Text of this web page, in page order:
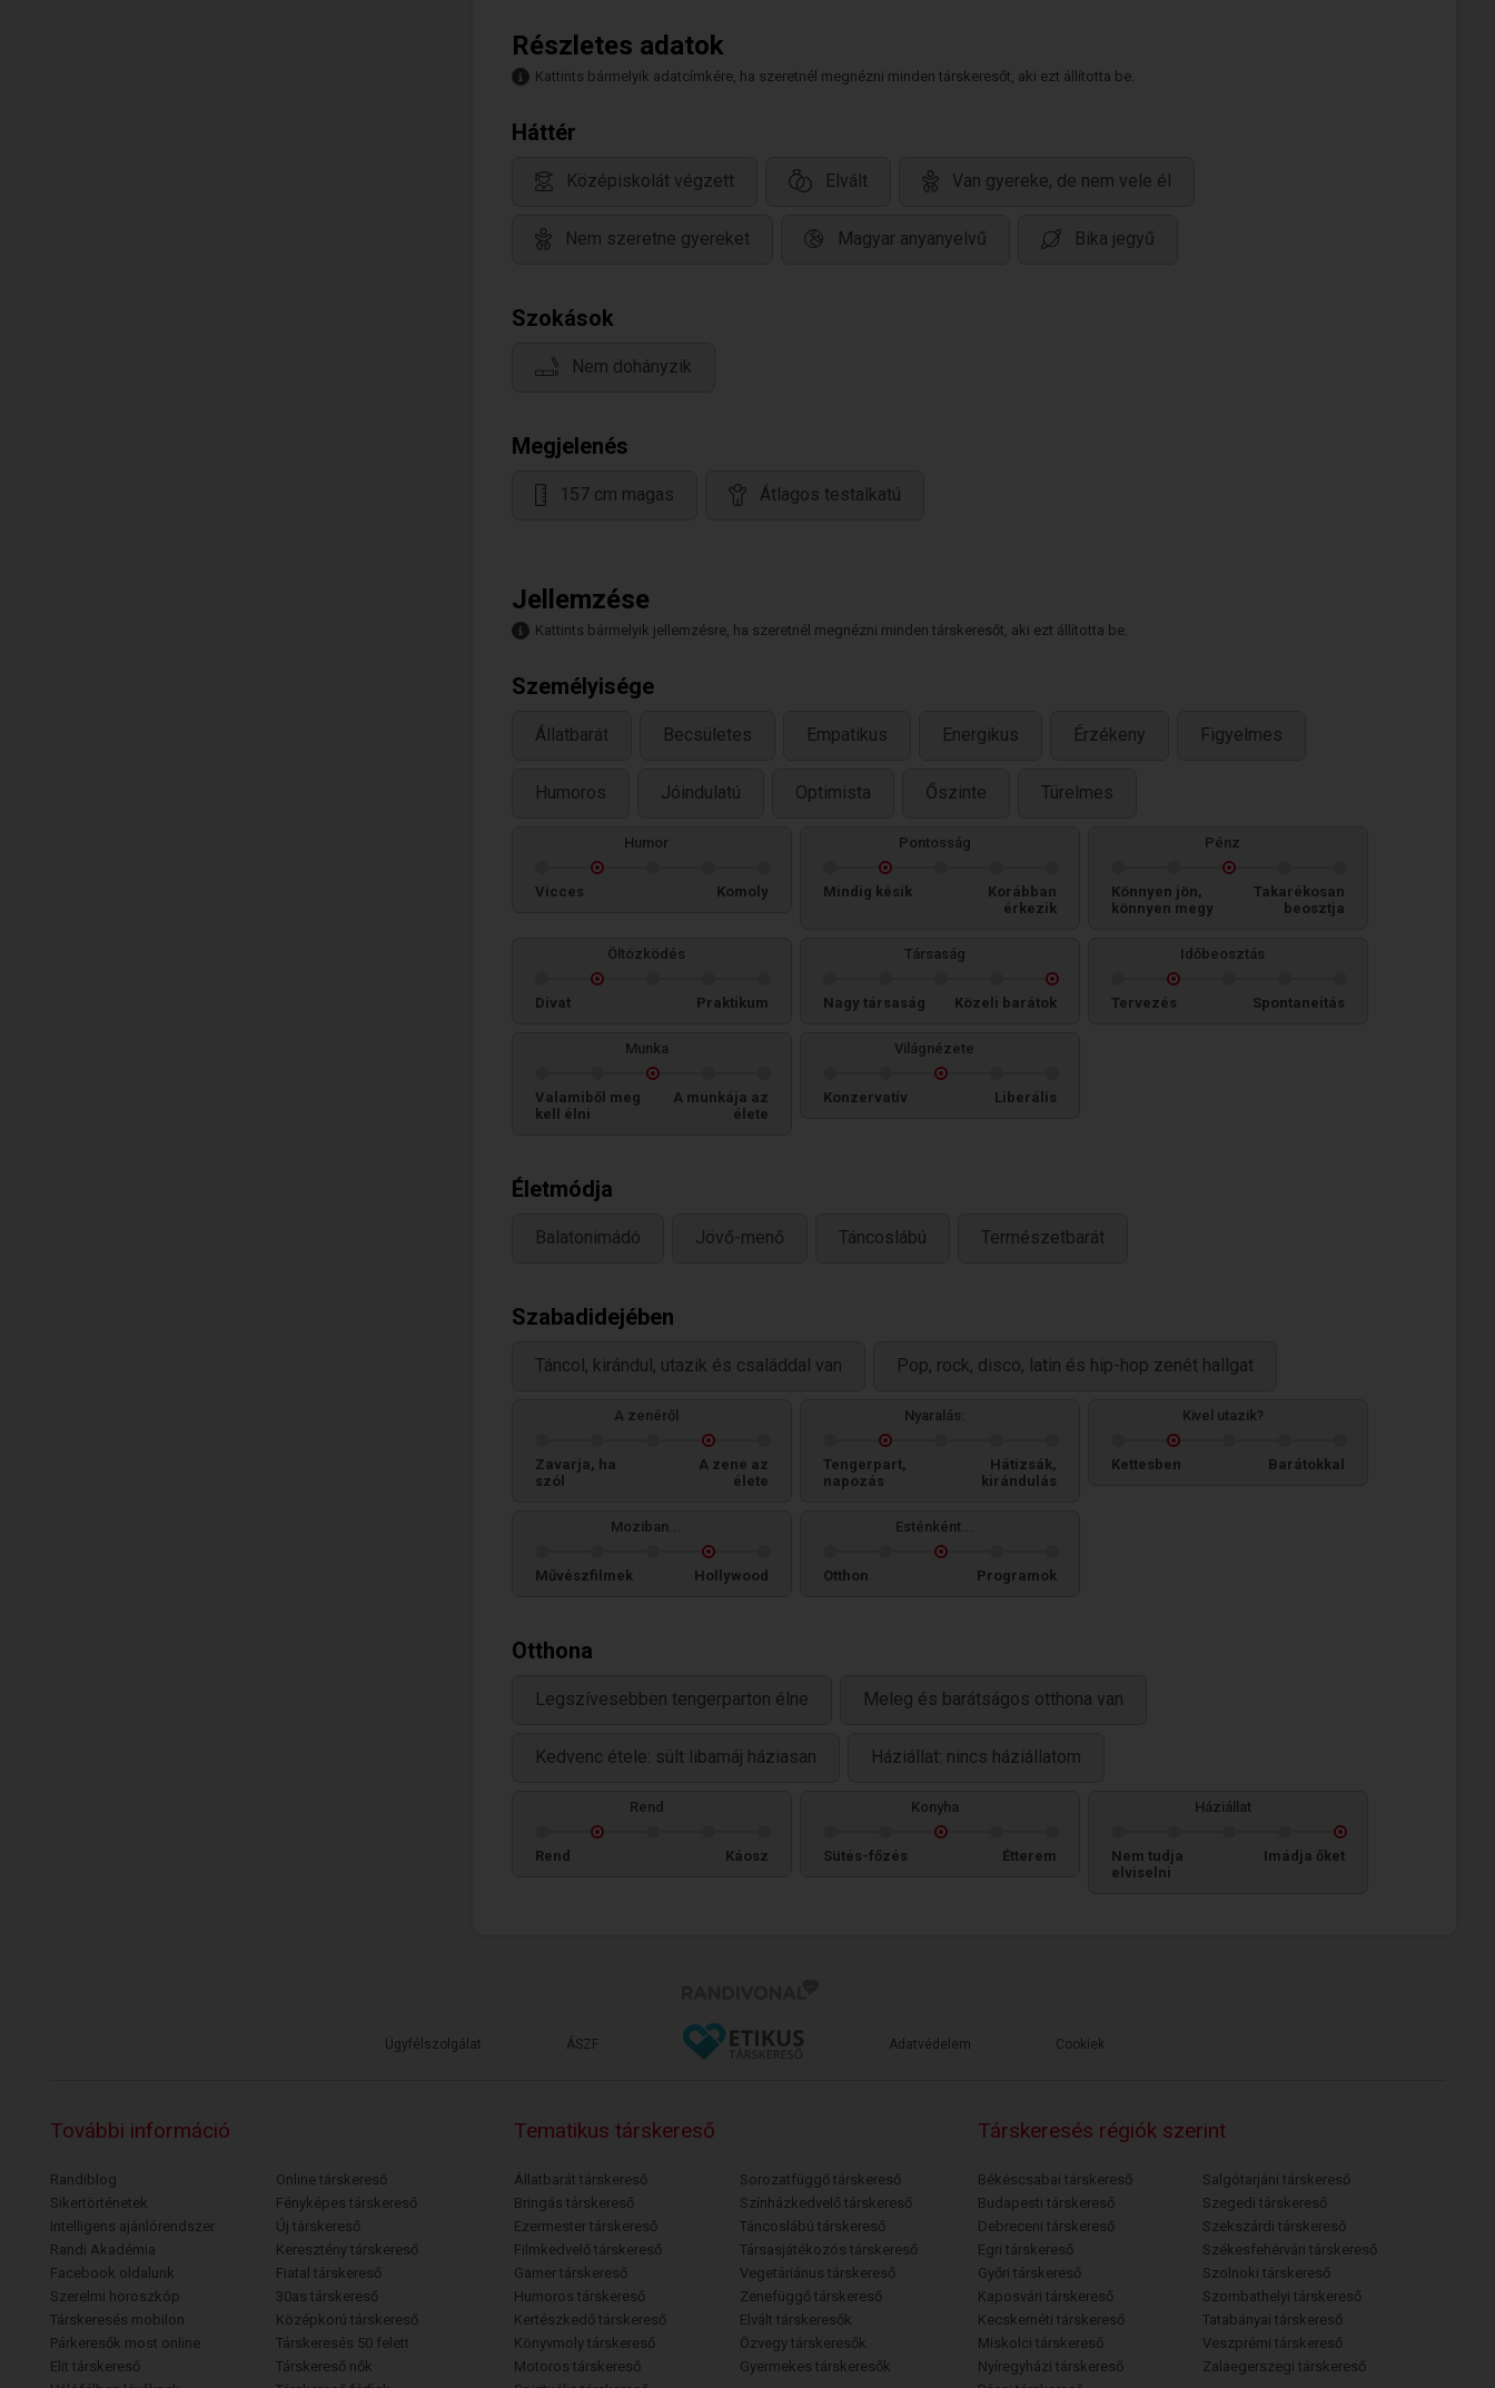
Részletes adatok
Kattints bármelyik adatcímkére, ha szeretnél megnézni minden társkeresőt, aki ezt állította be.
Háttér
Középiskolát végzett Elvált Van gyereke, de nem vele él
Nem szeretne gyereket Magyar anyanyelvű Bika jegyű
Szokások
Nem dohányzik
Megjelenés
157 cm magas Átlagos testalkatú
Jellemzése
Kattints bármelyik jellemzésre, ha szeretnél megnézni minden társkeresőt, aki ezt állította be.
Személyisége
Állatbarát Becsületes Empatikus Energikus Érzékeny Figyelmes
Humoros Jóindulatú Optimista Őszinte Türelmes
Humor
Vicces Komoly
Pontosság
Mindig késik
Korábban
érkezik
Pénz
Könnyen jön,
könnyen megy
Takarékosan
beosztja
Öltözködés
Divat Praktikum
Társaság
Nagy társaság Közeli barátok
Időbeosztás
Tervezés Spontaneitás
Munka
Valamiből meg
kell élni
A munkája az
élete
Világnézete
Konzervatív Liberális
Életmódja
Balatonimádó Jövő-menő Táncoslábú Természetbarát
Szabadidejében
Táncol, kirándul, utazik és családdal van Pop, rock, disco, latin és hip-hop zenét hallgat
A zenéről
Zavarja, ha
szól
A zene az
élete
Nyaralás:
Tengerpart,
napozás
Hátizsák,
kirándulás
Kivel utazik?
Kettesben Barátokkal
Moziban...
Művészfilmek Hollywood
Esténként...
Otthon Programok
Otthona
Legszívesebben tengerparton élne Meleg és barátságos otthona van
Kedvenc étele: sült libamáj háziasan Háziállat: nincs háziállatom
Rend
Rend Káosz
Konyha
Sütés-főzés Étterem
Háziállat
Nem tudja
elviselni
Imádja őket
Ügyfélszolgálat ÁSZF Adatvédelem Cookiek
További információ
Randiblog
Sikertörténetek
Intelligens ajánlórendszer
Randi Akadémia
Facebook oldalunk
Szerelmi horoszkóp
Társkeresés mobilon
Párkeresők most online
Elit társkereső
Online társkereső
Fényképes társkereső
Új társkereső
Keresztény társkereső
Fiatal társkereső
30as társkereső
Középkorú társkereső
Társkeresés 50 felett
Társkereső nők
Tematikus társkereső
Állatbarát társkereső
Bringás társkereső
Ezermester társkereső
Filmkedvelő társkereső
Gamer társkereső
Humoros társkereső
Kertészkedő társkereső
Könyvmoly társkereső
Motoros társkereső
Sorozatfüggő társkereső
Színházkedvelő társkereső
Táncoslábú társkereső
Társasjátékozós társkereső
Vegetáriánus társkereső
Zenefüggő társkereső
Elvált társkeresők
Özvegy társkeresők
Gyermekes társkeresők
Társkeresés régiók szerint
Békéscsabai társkereső
Budapesti társkereső
Debreceni társkereső
Egri társkereső
Győri társkereső
Kaposvári társkereső
Kecskeméti társkereső
Miskolci társkereső
Nyíregyházi társkereső
Salgótarjáni társkereső
Szegedi társkereső
Szekszárdi társkereső
Székesfehérvári társkereső
Szolnoki társkereső
Szombathelyi társkereső
Tatabányai társkereső
Veszprémi társkereső
Zalaegerszegi társkereső